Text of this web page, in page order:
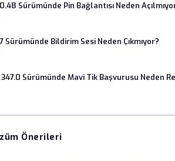
Sürümünde Pin Bağlantısı Neden
Sürümünde Bildirim Sesi Neden Çıkmıyor?
Sürümünde Mavi Tik Başvurusu Neden
Önerileri